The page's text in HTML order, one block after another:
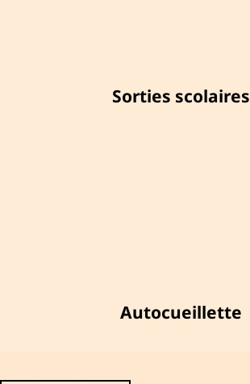
Sorties scolaires
Autocueillette